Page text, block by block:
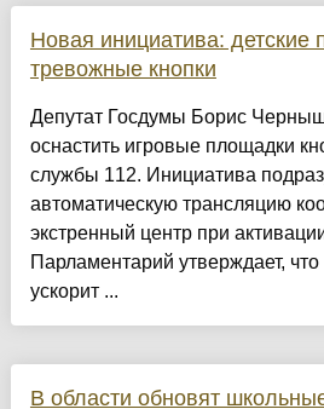
Новая инициатива: детские
тревожные кнопки
Депутат Госдумы Борис
оснастить игровые площадки
службы 112. Инициатива
автоматическую трансляцию
экстренный центр при
Парламентарий утверждает,
ускорит ...
В области обновят